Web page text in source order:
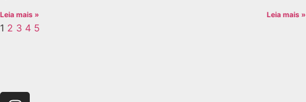
Leia mais » Leia mais »
1 2 3 4 5